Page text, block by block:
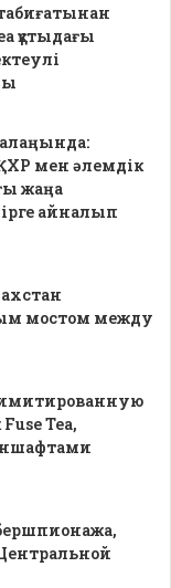
табиғатынан
құтыдағы
ҚХР мен әлемдік
жаңа
айналып
мостом между
Tea,